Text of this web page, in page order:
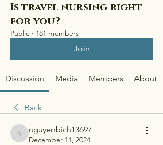
Is travel nursing right
for you?
Public · 181 members
Join
Discussion Media Members About
Back
nguyenbich13697
nguyenbich13697
December 11, 2024